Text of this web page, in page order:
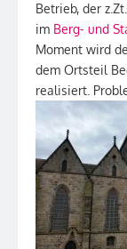
Betrieb, der
im Berg- und
Moment wird
dem Ortsteil
realisiert.